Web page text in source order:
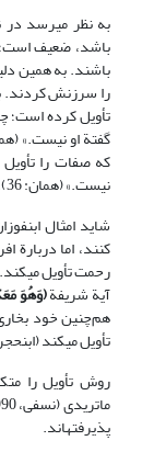
به نظر می‏رسد در
باشد، ضعیف است؛
باشند. به همین
را سرزنش کردند.
تأویل کرده است؛
که صفات را
نیست.» (همان: 36).
شاید امثال
کنند، اما دربارة
رحمت تأویل
آیة شریفة(وَهُوَ
هم‌چنین خود
تأویل می‏کند (ابن‏حجر،
روش تأویل را
پذیرفته‏اند.